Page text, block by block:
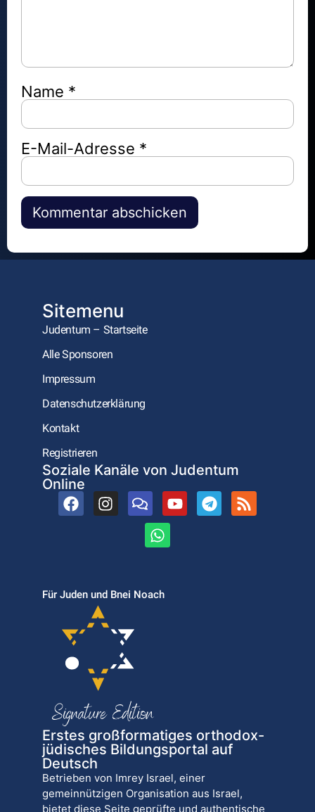
Name *
E-Mail-Adresse *
Alternative:
Sitemenu
Judentum – Startseite
Alle Sponsoren
Impressum
Datenschutzerklärung
Kontakt
Registrieren
Soziale Kanäle von Judentum
Online
Für Juden und Bnei Noach
Erstes großformatiges orthodox-
jüdisches Bildungsportal auf
Deutsch
Betrieben von Imrey Israel, einer
gemeinnützigen Organisation aus Israel,
bietet diese Seite geprüfte und authentische